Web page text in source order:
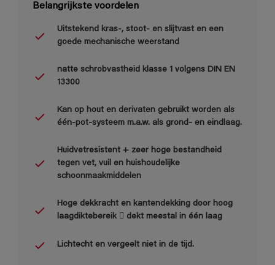
Belangrijkste voordelen
Uitstekend kras-, stoot- en slijtvast en een
goede mechanische weerstand
natte schrobvastheid klasse 1 volgens DIN EN
13300
Kan op hout en derivaten gebruikt worden als
één-pot-systeem m.a.w. als grond- en eindlaag.
Huidvetresistent + zeer hoge bestandheid
tegen vet, vuil en huishoudelijke
schoonmaakmiddelen
Hoge dekkracht en kantendekking door hoog
laagdiktebereik  dekt meestal in één laag
Lichtecht en vergeelt niet in de tijd.